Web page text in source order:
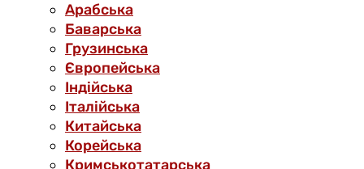
Арабська
Баварська
Грузинська
Європейська
Індійська
Італійська
Китайська
Корейська
Кримськотатарська